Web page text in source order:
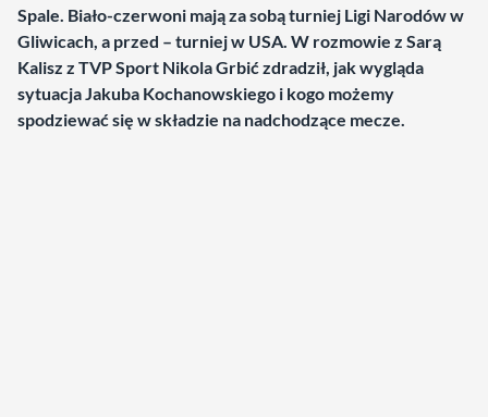
Spale. Biało-czerwoni mają za sobą turniej Ligi Narodów w
Gliwicach, a przed – turniej w USA. W rozmowie z Sarą
Kalisz z TVP Sport Nikola Grbić zdradził, jak wygląda
sytuacja Jakuba Kochanowskiego i kogo możemy
spodziewać się w składzie na nadchodzące mecze.